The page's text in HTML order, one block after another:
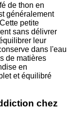
de thon en
généralement
petite
sans délivrer
leur
dans l'eau
de matières
en
et équilibré
chez